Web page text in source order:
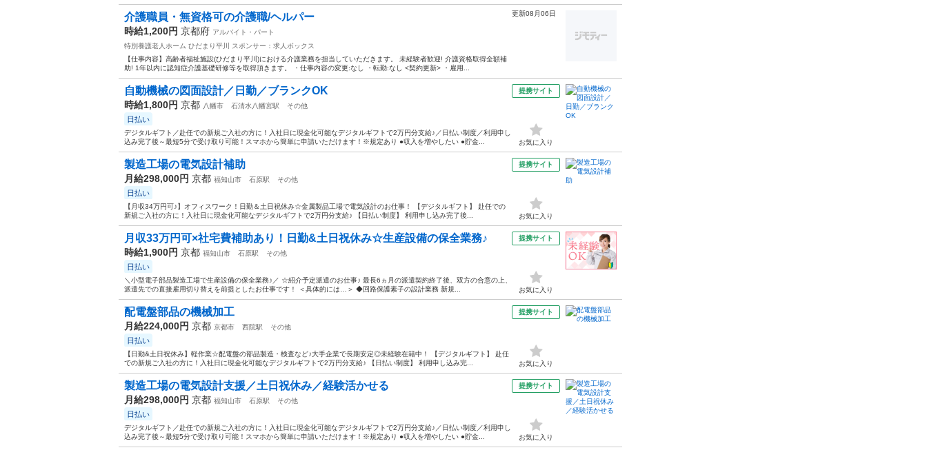
介護職員・無資格可の介護職/ヘルパー
時給1,200円 京都府 アルバイト・パート
特別養護老人ホーム ひだまり平川 スポンサー：求人ボックス
【仕事内容】高齢者福祉施設(ひだまり平川)における介護業務を担当していただきます。 未経験者歓迎! 介護資格取得全額補
助! 1年以内に認知症介護基礎研修等を取得頂きます。 ・仕事内容の変更:なし ・転勤:なし <契約更新> ・雇用...
更新08月06日
自動機械の図面設計／日勤／ブランクOK
時給1,800円 京都 八幡市 石清水八幡宮駅 その他
日払い
デジタルギフト／赴任での新規ご入社の方に！入社日に現金化可能なデジタルギフトで2万円分支給♪／日払い制度／利用申し
込み完了後～最短5分で受け取り可能！スマホから簡単に申請いただけます！※規定あり ●収入を増やしたい ●貯金...
提携サイト
お気に入り
製造工場の電気設計補助
月給298,000円 京都 福知山市 石原駅 その他
日払い
【月収34万円可♪】オフィスワーク！日勤＆土日祝休み☆金属製品工場で電気設計のお仕事！ 【デジタルギフト】 赴任での
新規ご入社の方に！入社日に現金化可能なデジタルギフトで2万円分支給♪ 【日払い制度】 利用申し込み完了後...
提携サイト
お気に入り
月収33万円可×社宅費補助あり！日勤&土日祝休み☆生産設備の保全業務♪
時給1,900円 京都 福知山市 石原駅 その他
日払い
＼小型電子部品製造工場で生産設備の保全業務♪／ ☆紹介予定派遣のお仕事♪ 最長6ヵ月の派遣契約終了後、双方の合意の上、
派遣先での直接雇用切り替えを前提としたお仕事です！ ＜具体的には…＞ ◆回路保護素子の設計業務 新規...
提携サイト
お気に入り
配電盤部品の機械加工
月給224,000円 京都 京都市 西院駅 その他
日払い
【日勤&土日祝休み】軽作業☆配電盤の部品製造・検査など♪大手企業で長期安定◎未経験在籍中！ 【デジタルギフト】 赴任
での新規ご入社の方に！入社日に現金化可能なデジタルギフトで2万円分支給♪ 【日払い制度】 利用申し込み完...
提携サイト
お気に入り
製造工場の電気設計支援／土日祝休み／経験活かせる
月給298,000円 京都 福知山市 石原駅 その他
日払い
デジタルギフト／赴任での新規ご入社の方に！入社日に現金化可能なデジタルギフトで2万円分支給♪／日払い制度／利用申し
込み完了後～最短5分で受け取り可能！スマホから簡単に申請いただけます！※規定あり ●収入を増やしたい ●貯金...
提携サイト
お気に入り